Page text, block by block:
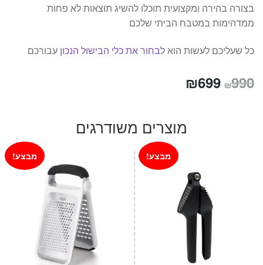
בצורה בהירה ומקצועית תוכלו להשיג תוצאות לא פחות
ממדהימות במטבח הביתי שלכם
כל שעליכם לעשות הואלבחור את כלי הבישול הנכון עבורכם
₪990 המחיר
₪699
הוא:
₪699.
מוצרים משודרגים
מבצע! מבצע!